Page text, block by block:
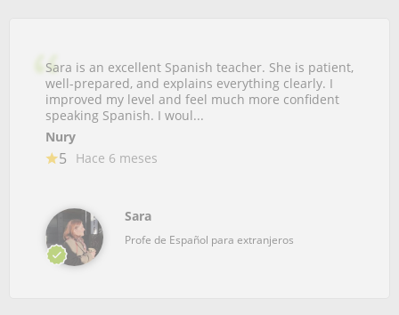
Sara is an excellent Spanish teacher. She is patient,
well-prepared, and explains everything clearly. I
improved my level and feel much more confident
speaking Spanish. I woul...
Nury
5 Hace 6 meses
Sara
Profe de Español para extranjeros